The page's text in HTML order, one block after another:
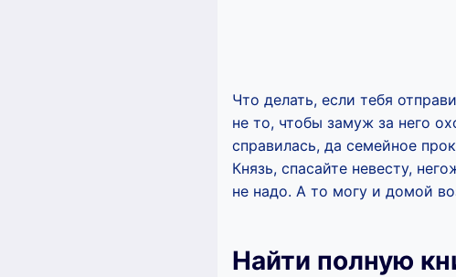
Что делать, если тебя
не то, чтобы замуж за него
справилась, да семейное
Князь, спасайте невесту,
не надо. А то могу и домой
Найти полную